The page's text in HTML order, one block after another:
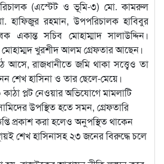
(এস্টেট ও ভূমি-৩) মো. কামরুল
হাফিজুর রহমান, উপপরিচালক হাবিবুর
একান্ত সচিব মোহাম্মাদ সালাউদ্দিন।
খুরশীদ আলম গ্রেফতার আছেন।
আসে, রাজধানীতে জমি থাকা সত্ত্বেও তা
শেখ হাসিনা ও তার ছেলে-মেয়ে।
প্লট নেওয়ার অভিযোগে মামলাটি
উপস্থিত হতে সমন, গ্রেফতারি
প্রকাশ করা হলেও অনুপস্থিত থাকেন
শেখ হাসিনাসহ ২৩ জনের বিরুদ্ধে চলে